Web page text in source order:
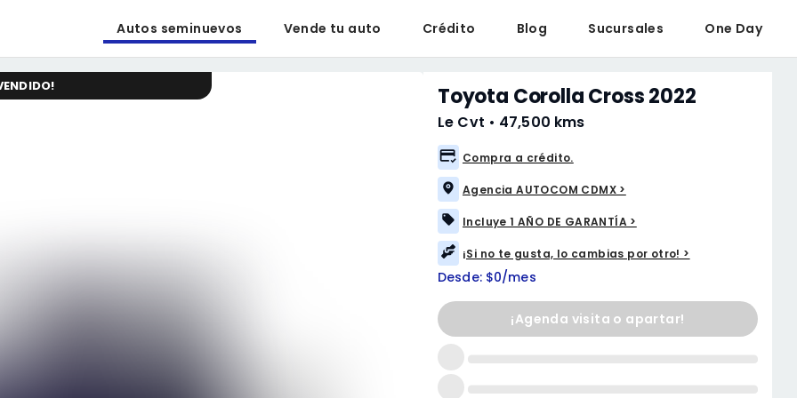
Autos seminuevos Vende tu auto Crédito Blog Sucursales One Day
! Toyota Corolla Cross 2022
Le Cvt • 47,500 kms
Compra a crédito.
Agencia AUTOCOM CDMX >
Incluye 1 AÑO DE GARANTÍA >
¡Si no te gusta, lo cambias por otro! >
Desde: $0/mes
¡Agenda visita o apartar!